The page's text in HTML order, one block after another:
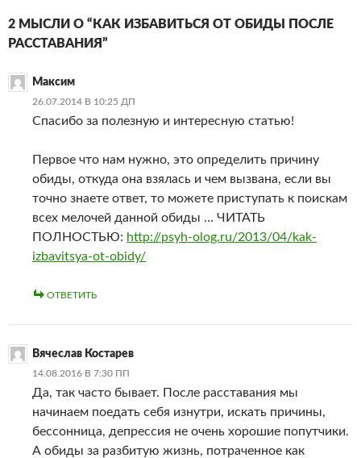
2 МЫСЛИ О “КАК ИЗБАВИТЬСЯ ОТ ОБИДЫ ПОСЛЕ
РАССТАВАНИЯ”
Максим
26.07.2014 В 10:25 ДП
Спасибо за полезную и интересную статью!
Первое что нам нужно, это определить причину
обиды, откуда она взялась и чем вызвана, если вы
точно знаете ответ, то можете приступать к поискам
всех мелочей данной обиды … ЧИТАТЬ
ПОЛНОСТЬЮ: http://psyh-olog.ru/2013/04/kak-
izbavitsya-ot-obidy/
ОТВЕТИТЬ
Вячеслав Костарев
14.08.2016 В 7:30 ПП
Да, так часто бывает. После расставания мы
начинаем поедать себя изнутри, искать причины,
бессонница, депрессия не очень хорошие попутчики.
А обиды за разбитую жизнь, потраченное как